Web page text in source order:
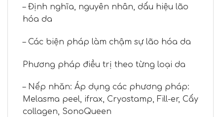
– Định nghĩa, nguyên nhân, dấu hiệu lão
hóa da
– Các biện pháp làm chậm sự lão hóa da
Phương pháp điều trị theo từng loại da
– Nếp nhăn: Áp dụng các phương pháp:
Melasma peel, ifrax, Cryostamp, Fill-er, Cấy
collagen, SonoQueen